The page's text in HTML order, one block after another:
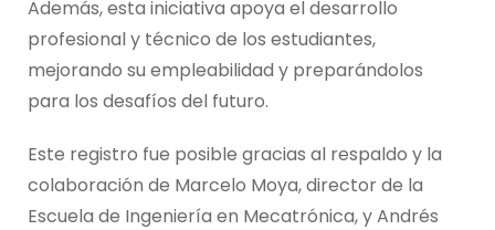
Además, esta iniciativa apoya el desarrollo
profesional y técnico de los estudiantes,
mejorando su empleabilidad y preparándolos
para los desafíos del futuro.
Este registro fue posible gracias al respaldo y la
colaboración de Marcelo Moya, director de la
Escuela de Ingeniería en Mecatrónica, y Andrés